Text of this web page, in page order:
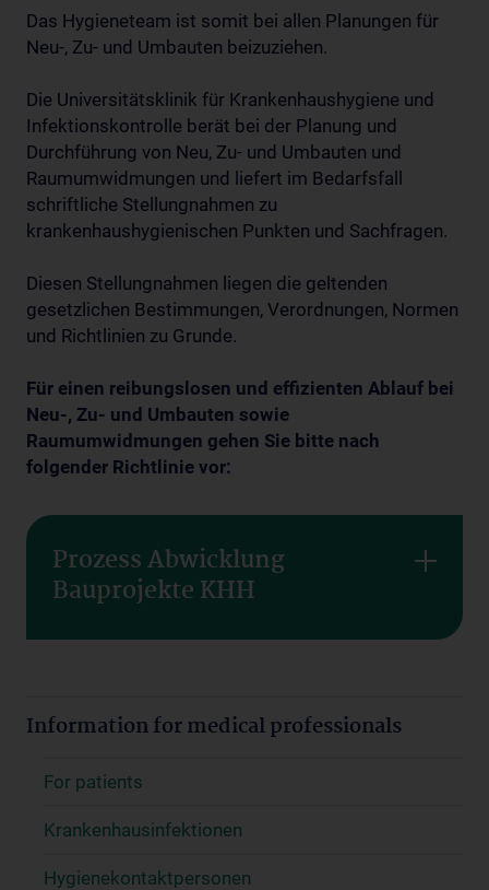
Das Hygieneteam ist somit bei allen Planungen für
Neu-, Zu- und Umbauten beizuziehen.
Die Universitätsklinik für Krankenhaushygiene und
Infektionskontrolle berät bei der Planung und
Durchführung von Neu, Zu- und Umbauten und
Raumumwidmungen und liefert im Bedarfsfall
schriftliche Stellungnahmen zu
krankenhaushygienischen Punkten und Sachfragen.
Diesen Stellungnahmen liegen die geltenden
gesetzlichen Bestimmungen, Verordnungen, Normen
und Richtlinien zu Grunde.
Für einen reibungslosen und effizienten Ablauf bei
Neu-, Zu- und Umbauten sowie
Raumumwidmungen gehen Sie bitte nach
folgender Richtlinie vor:
Prozess Abwicklung
Bauprojekte KHH
Information for medical professionals
For patients
Krankenhausinfektionen
Hygienekontaktpersonen